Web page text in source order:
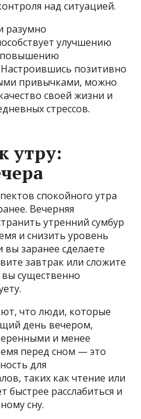
над ситуацией.
разумно
улучшению
повышению
позитивно
привычками, можно
своей жизни и
стрессов.
утру:
спокойного утра
Вечерняя
утренний сумбур
и снизить уровень
заранее сделаете
завтрак или сложите
существенно
что люди, которые
день вечером,
и менее
перед сном — это
для
таких как чтение или
быстрее расслабиться и
сну.